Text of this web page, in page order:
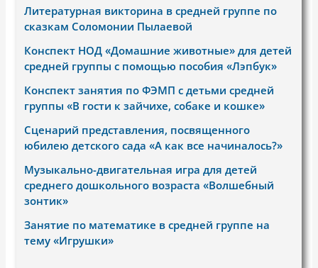
Литературная викторина в средней группе по
сказкам Соломонии Пылаевой
Конспект НОД «Домашние животные» для детей
средней группы с помощью пособия «Лэпбук»
Конспект занятия по ФЭМП с детьми средней
группы «В гости к зайчихе, собаке и кошке»
Сценарий представления, посвященного
юбилею детского сада «А как все начиналось?»
Музыкально-двигательная игра для детей
среднего дошкольного возраста «Волшебный
зонтик»
Занятие по математике в средней группе на
тему «Игрушки»